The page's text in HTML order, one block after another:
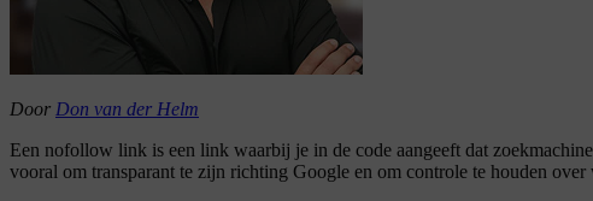
Door Don van der Helm
Een nofollow link is een link waarbij je in de code aangeeft dat
vooral om transparant te zijn richting Google en om controle te houden